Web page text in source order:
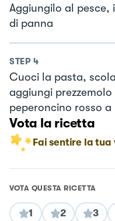
Aggiungilo al pesce,
di panna
STEP 4
Cuoci la pasta,
aggiungi
peperoncino rosso a
Vota la ricetta
Fai sentire la tua
VOTA QUESTA RICETTA
1 2 3